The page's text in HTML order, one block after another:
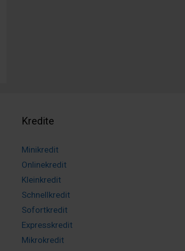
Kredite
Minikredit
Onlinekredit
Kleinkredit
Schnellkredit
Sofortkredit
Expresskredit
Mikrokredit